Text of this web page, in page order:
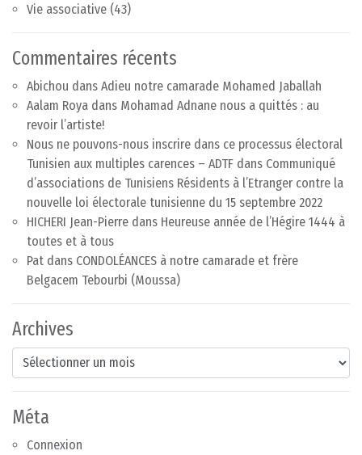
Vie associative (43)
Commentaires récents
Abichou dans Adieu notre camarade Mohamed Jaballah
Aalam Roya dans Mohamad Adnane nous a quittés : au
revoir l’artiste!
Nous ne pouvons-nous inscrire dans ce processus électoral
Tunisien aux multiples carences – ADTF dans Communiqué
d’associations de Tunisiens Résidents à l’Etranger contre la
nouvelle loi électorale tunisienne du 15 septembre 2022
HICHERI Jean-Pierre dans Heureuse année de l’Hégire 1444 à
toutes et à tous
Pat dans CONDOLÉANCES à notre camarade et frère
Belgacem Tebourbi (Moussa)
Archives
Archives
Méta
Connexion